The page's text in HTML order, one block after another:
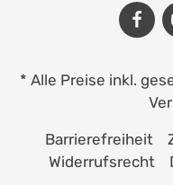
* Alle Preise inkl.
Barrierefreiheit
Widerrufsrecht